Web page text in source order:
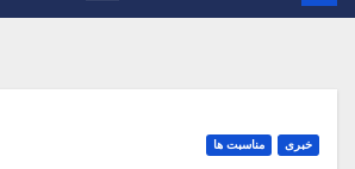
خبری مناسبت ها